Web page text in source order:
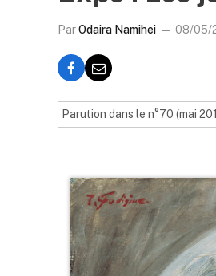
ParOdaira Namihei 08/05/
Parution dans le n°70 (mai